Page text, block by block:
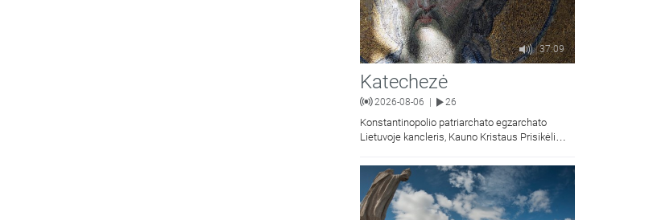
37:09
Katechezė
2026-08-06 26
Konstantinopolio patriarchato egzarchato
Lietuvoje kancleris, Kauno Kristaus Prisikėlimo
kunigas Vitalijus Mockus pasakoja apie
Kristaus Atsimainymo šventę.